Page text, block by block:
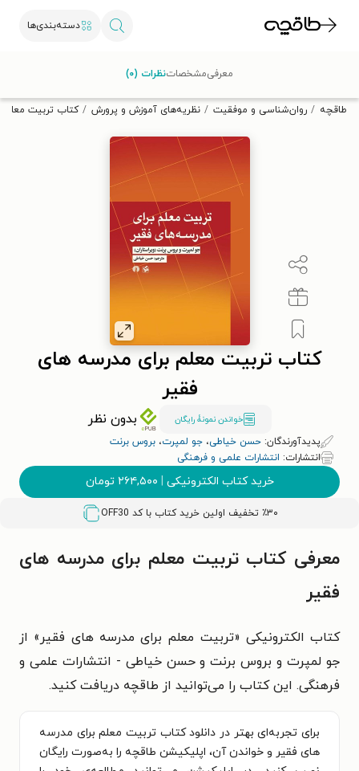
دسته‌بندی‌ها
تخفیف از طاقچه دریافت کن.
طاقچه روان‌شناسی و موفقیت نظریه‌های آموزش و پرورش کتاب تربیت معلم
کتاب تربیت معلم برای مدرسه های
فقیر
خواندن نمونۀ رایگان بدون نظر
پدیدآورندگان: حسن خیاطی، جو لمپرت، بروس برنت
انتشارات: انتشارات علمی و فرهنگی
خرید کتاب الکترونیکی | ۲۶۴,۵۰۰ تومان
٪۳۰ تخفیف اولین خرید کتاب با کد OFF30
معرفیمشخصاتنظرات (۰)
معرفی کتاب تربیت معلم برای مدرسه های
فقیر
کتاب الکترونیکی «تربیت معلم برای مدرسه های فقیر» از
جو لمپرت و بروس برنت و حسن خیاطی - انتشارات علمی و
فرهنگی. این کتاب را می‌توانید از طاقچه دریافت کنید.
برای تجربه‌ای بهتر در دانلود کتاب تربیت معلم برای مدرسه
های فقیر و خواندن آن، اپلیکیشن طاقچه را به‌صورت رایگان